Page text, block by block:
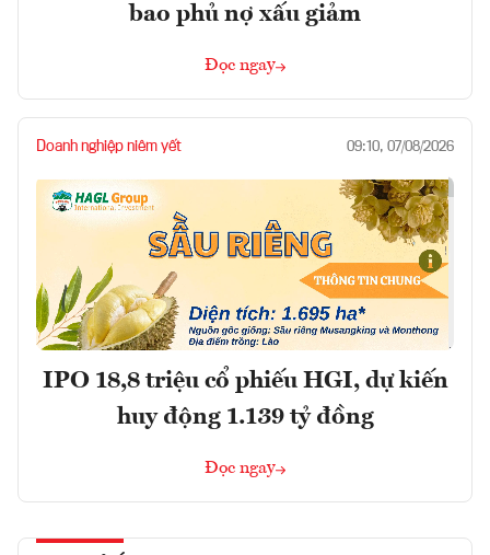
bao phủ nợ xấu giảm
Đọc ngay
Doanh nghiệp niêm yết 09:10, 07/08/2026
IPO 18,8 triệu cổ phiếu HGI, dự kiến
huy động 1.139 tỷ đồng
Đọc ngay